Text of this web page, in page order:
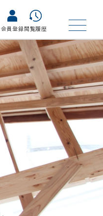
会員登録閲覧履歴